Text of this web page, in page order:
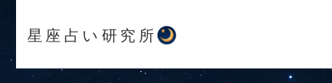
星座占い研究所